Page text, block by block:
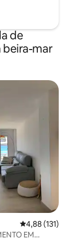
de
mar
4,88 de uma
4,88 (131)
EM